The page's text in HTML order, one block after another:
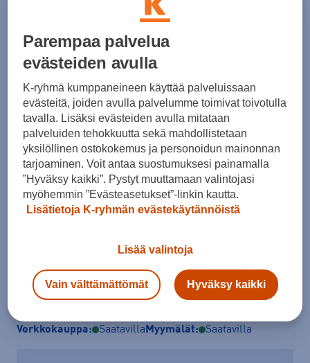
Koko
35,5 36 36 ⅔ 37 ⅓ 38 38 ⅔
Kokotaulukko
Tarkista saatavuus ja tilaa myymälästä
Verkkokauppa: Saatavilla Myymälät: Saatavilla
Parempaa palvelua
evästeiden avulla
K-ryhmä kumppaneineen käyttää palveluissaan
evästeitä, joiden avulla palvelumme toimivat toivotulla
tavalla. Lisäksi evästeiden avulla mitataan
palveluiden tehokkuutta sekä mahdollistetaan
yksilöllinen ostokokemus ja personoidun mainonnan
tarjoaminen. Voit antaa suostumuksesi painamalla
”Hyväksy kaikki”. Pystyt muuttamaan valintojasi
myöhemmin ”Evästeasetukset”-linkin kautta.
Lisätietoja K-ryhmän evästekäytännöistä
Lisää valintoja
Vain välttämättömät Hyväksy kaikki